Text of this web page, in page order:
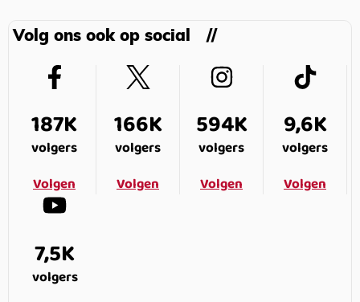
Volg ons ook op social
187K
volgers
Volgen
166K
volgers
Volgen
594K
volgers
Volgen
9,6K
volgers
Volgen
7,5K
volgers